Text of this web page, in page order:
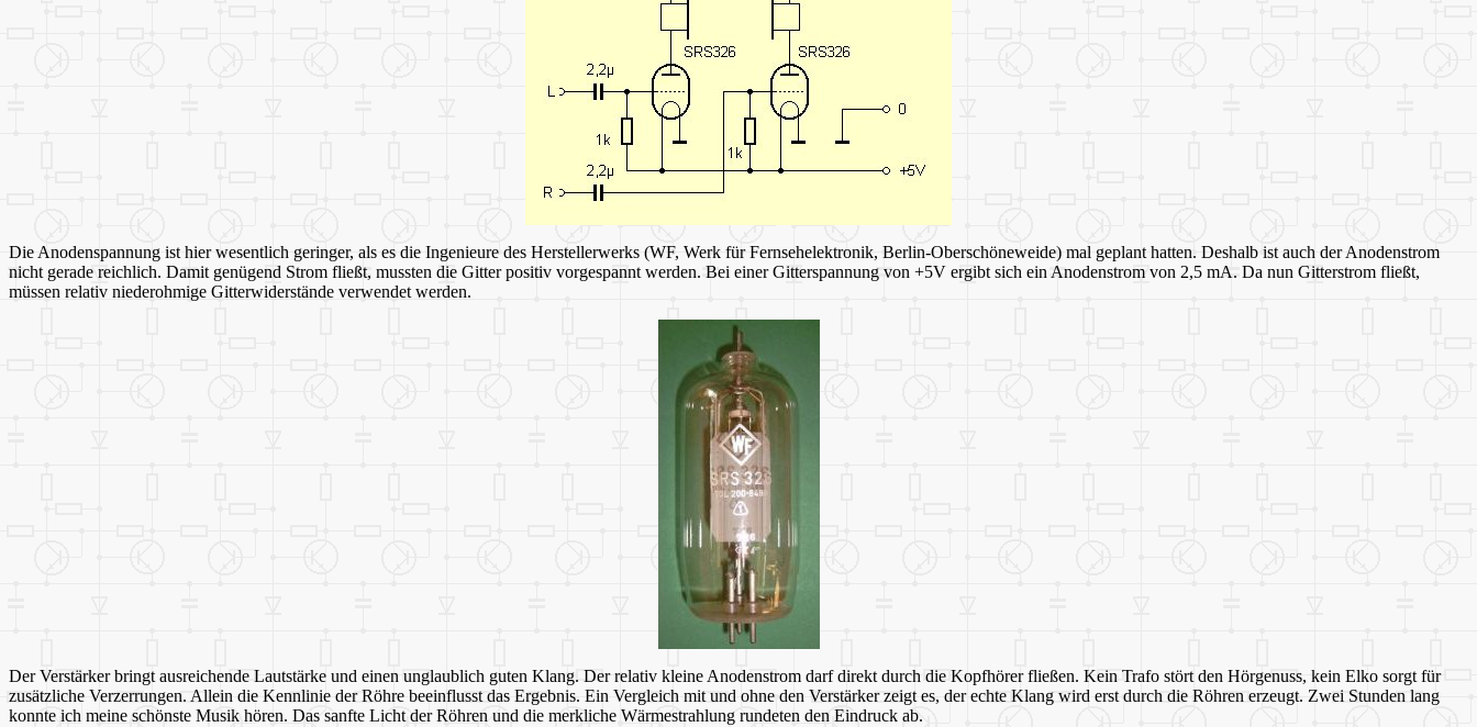
Die Anodenspannung ist hier wesentlich geringer, als es die Ingenieure des Herstellerwerks (WF, Werk für Fernsehelektronik, Berlin-Oberschöneweide) mal geplant hatten. Deshalb ist auch der Anodenstrom
nicht gerade reichlich. Damit genügend Strom fließt, mussten die Gitter positiv vorgespannt werden. Bei einer Gitterspannung von +5V ergibt sich ein Anodenstrom von 2,5 mA. Da nun Gitterstrom fließt,
müssen relativ niederohmige Gitterwiderstände verwendet werden.
Der Verstärker bringt ausreichende Lautstärke und einen unglaublich guten Klang. Der relativ kleine Anodenstrom darf direkt durch die Kopfhörer fließen. Kein Trafo stört den Hörgenuss, kein Elko sorgt für
zusätzliche Verzerrungen. Allein die Kennlinie der Röhre beeinflusst das Ergebnis. Ein Vergleich mit und ohne den Verstärker zeigt es, der echte Klang wird erst durch die Röhren erzeugt. Zwei Stunden lang
konnte ich meine schönste Musik hören. Das sanfte Licht der Röhren und die merkliche Wärmestrahlung rundeten den Eindruck ab.